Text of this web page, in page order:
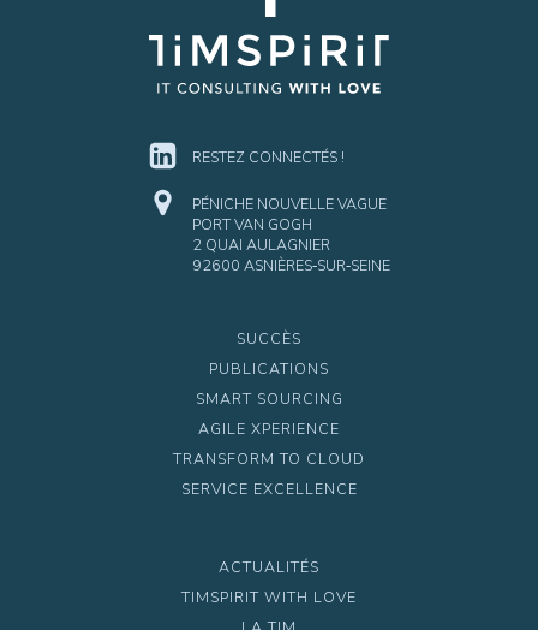
RESTEZ CONNECTÉS !
PÉNICHE NOUVELLE VAGUE
PORT VAN GOGH
2 QUAI AULAGNIER
92600 ASNIÈRES‑SUR‑SEINE
SUCCÈS
PUBLICATIONS
SMART SOURCING
AGILE XPERIENCE
TRANSFORM TO CLOUD
SERVICE EXCELLENCE
ACTUALITÉS
TIMSPIRIT WITH LOVE